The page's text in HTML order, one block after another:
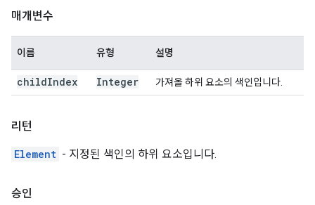
매개변수
이름 유형 설명
childIndex Integer 가져올 하위 요소의 색인입니다.
리턴
Element - 지정된 색인의 하위 요소입니다.
승인